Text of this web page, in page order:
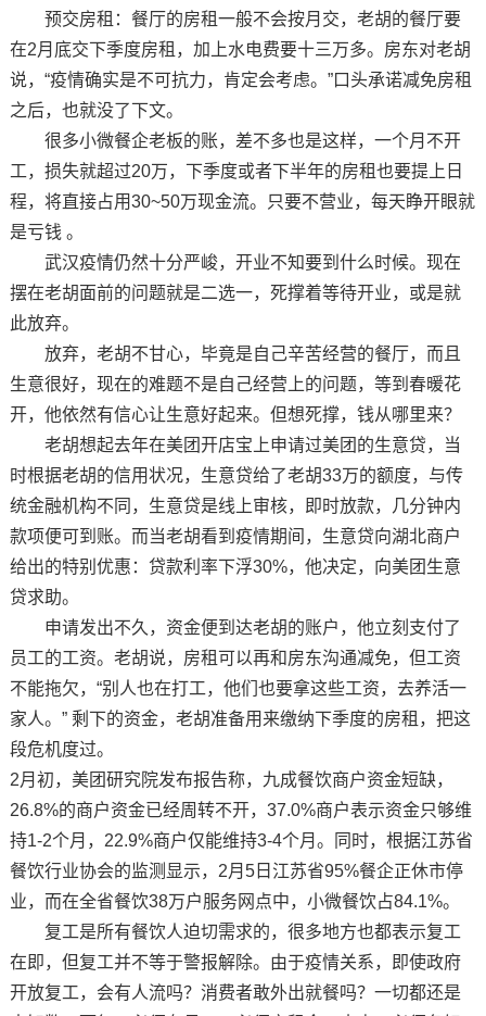
预交房租：餐厅的房租一般不会按月交，老胡的餐厅要
在2月底交下季度房租，加上水电费要十三万多。房东对老胡
说，“疫情确实是不可抗力，肯定会考虑。”口头承诺减免房租
之后，也就没了下文。
很多小微餐企老板的账，差不多也是这样，一个月不开
工，损失就超过20万，下季度或者下半年的房租也要提上日
程，将直接占用30~50万现金流。只要不营业，每天睁开眼就
是亏钱 。
武汉疫情仍然十分严峻，开业不知要到什么时候。现在
摆在老胡面前的问题就是二选一，死撑着等待开业，或是就
此放弃。
放弃，老胡不甘心，毕竟是自己辛苦经营的餐厅，而且
生意很好，现在的难题不是自己经营上的问题，等到春暖花
开，他依然有信心让生意好起来。但想死撑，钱从哪里来？
老胡想起去年在美团开店宝上申请过美团的生意贷，当
时根据老胡的信用状况，生意贷给了老胡33万的额度，与传
统金融机构不同，生意贷是线上审核，即时放款，几分钟内
款项便可到账。而当老胡看到疫情期间，生意贷向湖北商户
给出的特别优惠：贷款利率下浮30%，他决定，向美团生意
贷求助。
申请发出不久，资金便到达老胡的账户，他立刻支付了
员工的工资。老胡说，房租可以再和房东沟通减免，但工资
不能拖欠，“别人也在打工，他们也要拿这些工资，去养活一
家人。” 剩下的资金，老胡准备用来缴纳下季度的房租，把这
段危机度过。
2月初，美团研究院发布报告称，九成餐饮商户资金短缺，
26.8%的商户资金已经周转不开，37.0%商户表示资金只够维
持1-2个月，22.9%商户仅能维持3-4个月。同时，根据江苏省
餐饮行业协会的监测显示，2月5日江苏省95%餐企正休市停
业，而在全省餐饮38万户服务网点中，小微餐饮占84.1%。
复工是所有餐饮人迫切需求的，很多地方也都表示复工
在即，但复工并不等于警报解除。由于疫情关系，即使政府
开放复工，会有人流吗？消费者敢外出就餐吗？一切都还是